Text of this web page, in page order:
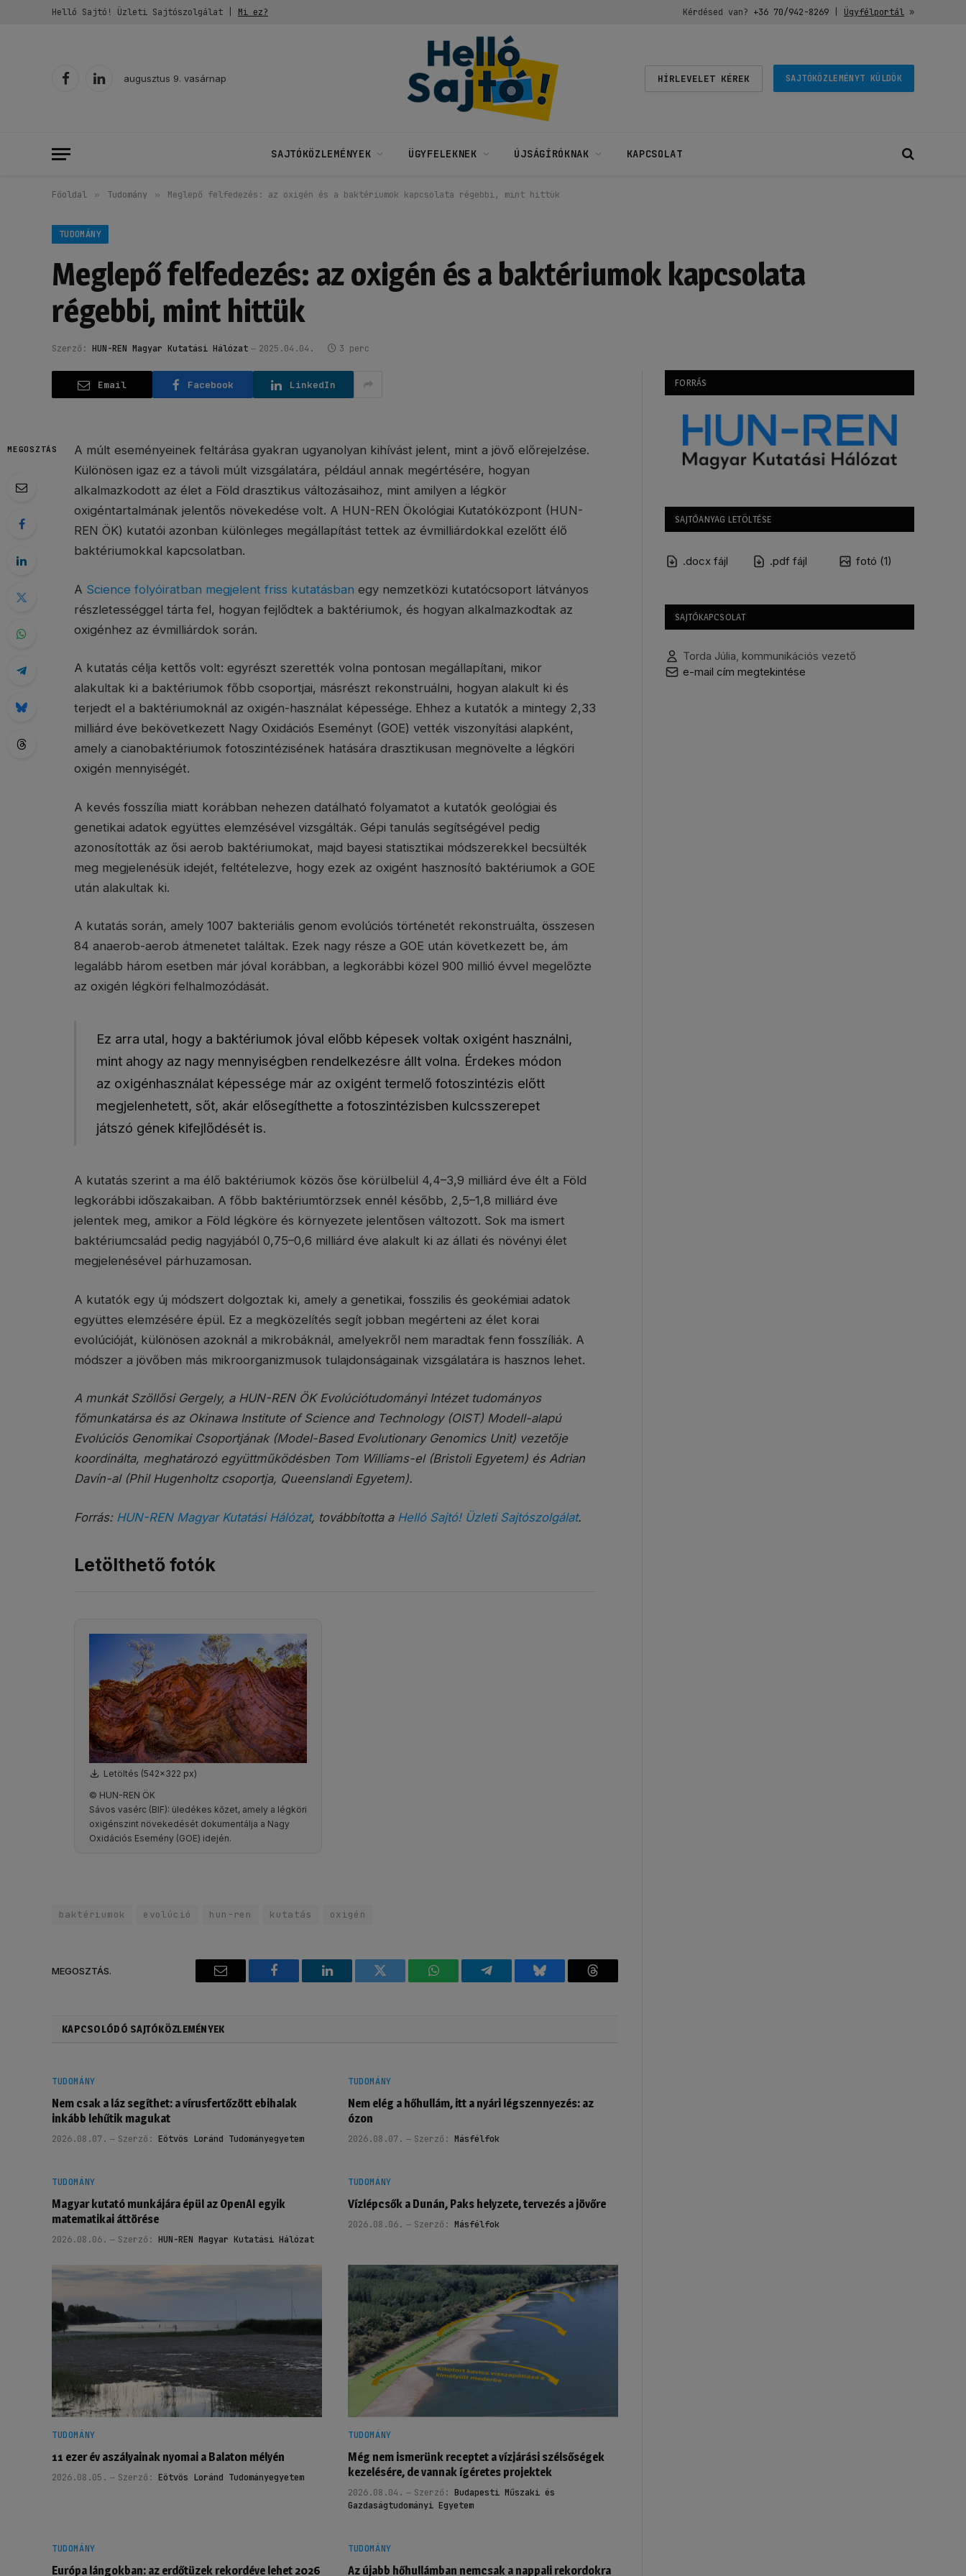
Helló Sajtó! Üzleti Sajtószolgálat | Mi ez? Kérdésed van? +36 70/942-8269| Ügyfélportál»
FacebookLinkedIn
augusztus 9. vasárnap HÍRLEVELET KÉREK SAJTÓKÖZLEMÉNYT KÜLDÖK
SAJTÓKÖZLEMÉNYEK ÜGYFELEKNEK ÚJSÁGÍRÓKNAK KAPCSOLAT
Főoldal » Tudomány » Meglepő felfedezés: az oxigén és a baktériumok kapcsolata régebbi, mint hittük
TUDOMÁNY
Meglepő felfedezés: az oxigén és a baktériumok kapcsolata
régebbi, mint hittük
Szerző: HUN-REN Magyar Kutatási Hálózat 2025.04.04. 3 perc
Email Facebook LinkedIn
MEGOSZTÁS
A múlt eseményeinek feltárása gyakran ugyanolyan kihívást jelent, mint a jövő előrejelzése.
Különösen igaz ez a távoli múlt vizsgálatára, például annak megértésére, hogyan
alkalmazkodott az élet a Föld drasztikus változásaihoz, mint amilyen a légkör
oxigéntartalmának jelentős növekedése volt. A HUN-REN Ökológiai Kutatóközpont (HUN-
REN ÖK) kutatói azonban különleges megállapítást tettek az évmilliárdokkal ezelőtt élő
baktériumokkal kapcsolatban.
A Science folyóiratban megjelent friss kutatásban egy nemzetközi kutatócsoport látványos
részletességgel tárta fel, hogyan fejlődtek a baktériumok, és hogyan alkalmazkodtak az
oxigénhez az évmilliárdok során.
A kutatás célja kettős volt: egyrészt szerették volna pontosan megállapítani, mikor
alakultak ki a baktériumok főbb csoportjai, másrészt rekonstruálni, hogyan alakult ki és
terjedt el a baktériumoknál az oxigén-használat képessége. Ehhez a kutatók a mintegy 2,33
milliárd éve bekövetkezett Nagy Oxidációs Eseményt (GOE) vették viszonyítási alapként,
amely a cianobaktériumok fotoszintézisének hatására drasztikusan megnövelte a légköri
oxigén mennyiségét.
A kevés fosszília miatt korábban nehezen datálható folyamatot a kutatók geológiai és
genetikai adatok együttes elemzésével vizsgálták. Gépi tanulás segítségével pedig
azonosították az ősi aerob baktériumokat, majd bayesi statisztikai módszerekkel becsülték
meg megjelenésük idejét, feltételezve, hogy ezek az oxigént hasznosító baktériumok a GOE
után alakultak ki.
A kutatás során, amely 1007 bakteriális genom evolúciós történetét rekonstruálta, összesen
84 anaerob-aerob átmenetet találtak. Ezek nagy része a GOE után következett be, ám
legalább három esetben már jóval korábban, a legkorábbi közel 900 millió évvel megelőzte
az oxigén légköri felhalmozódását.
Ez arra utal, hogy a baktériumok jóval előbb képesek voltak oxigént használni,
mint ahogy az nagy mennyiségben rendelkezésre állt volna. Érdekes módon
az oxigénhasználat képessége már az oxigént termelő fotoszintézis előtt
megjelenhetett, sőt, akár elősegíthette a fotoszintézisben kulcsszerepet
játszó gének kifejlődését is.
A kutatás szerint a ma élő baktériumok közös őse körülbelül 4,4–3,9 milliárd éve élt a Föld
legkorábbi időszakaiban. A főbb baktériumtörzsek ennél később, 2,5–1,8 milliárd éve
jelentek meg, amikor a Föld légköre és környezete jelentősen változott. Sok ma ismert
baktériumcsalád pedig nagyjából 0,75–0,6 milliárd éve alakult ki az állati és növényi élet
megjelenésével párhuzamosan.
A kutatók egy új módszert dolgoztak ki, amely a genetikai, fosszilis és geokémiai adatok
együttes elemzésére épül. Ez a megközelítés segít jobban megérteni az élet korai
evolúcióját, különösen azoknál a mikrobáknál, amelyekről nem maradtak fenn fosszíliák. A
módszer a jövőben más mikroorganizmusok tulajdonságainak vizsgálatára is hasznos lehet.
A munkát Szöllősi Gergely, a HUN-REN ÖK Evolúciótudományi Intézet tudományos
főmunkatársa és az Okinawa Institute of Science and Technology (OIST) Modell-alapú
Evolúciós Genomikai Csoportjának (Model-Based Evolutionary Genomics Unit) vezetője
koordinálta, meghatározó együttműködésben Tom Williams-el (Bristoli Egyetem) és Adrian
Davín-al (Phil Hugenholtz csoportja, Queenslandi Egyetem).
Forrás: HUN-REN Magyar Kutatási Hálózat, továbbította a Helló Sajtó! Üzleti Sajtószolgálat.
Letölthető fotók
Letöltés (542x322 px)
© HUN-REN ÖK
Sávos vasérc (BIF): üledékes kőzet, amely a légköri
oxigénszint növekedését dokumentálja a Nagy
Oxidációs Esemény (GOE) idején.
baktériumok evolúció hun-ren kutatás oxigén
MEGOSZTÁS.
Email Facebook LinkedIn Twitter WhatsAppTelegram Bluesky Threads
KAPCSOLÓDÓ SAJTÓKÖZLEMÉNYEK
TUDOMÁNY
Nem csak a láz segíthet: a vírusfertőzött ebihalak
inkább lehűtik magukat
2026.08.07. Szerző: Eötvös Loránd Tudományegyetem
TUDOMÁNY
Nem elég a hőhullám, itt a nyári légszennyezés: az
ózon
2026.08.07. Szerző: Másfélfok
TUDOMÁNY
Magyar kutató munkájára épül az OpenAI egyik
matematikai áttörése
2026.08.06. Szerző: HUN-REN Magyar Kutatási Hálózat
TUDOMÁNY
Vízlépcsők a Dunán, Paks helyzete, tervezés a jövőre
2026.08.06. Szerző: Másfélfok
TUDOMÁNY
11 ezer év aszályainak nyomai a Balaton mélyén
2026.08.05. Szerző: Eötvös Loránd Tudományegyetem
TUDOMÁNY
Még nem ismerünk receptet a vízjárási szélsőségek
kezelésére, de vannak ígéretes projektek
2026.08.04. Szerző: Budapesti Műszaki és
Gazdaságtudományi Egyetem
TUDOMÁNY
Európa lángokban: az erdőtüzek rekordéve lehet 2026
TUDOMÁNY
Az újabb hőhullámban nemcsak a nappali rekordokra
FORRÁS
SAJTÓANYAG LETÖLTÉSE
.docx fájl .pdf fájl fotó (1)
SAJTÓKAPCSOLAT
Torda Júlia, kommunikációs vezető
e-mail cím megtekintése